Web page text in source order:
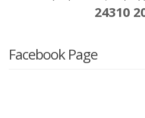
24310
Facebook Page